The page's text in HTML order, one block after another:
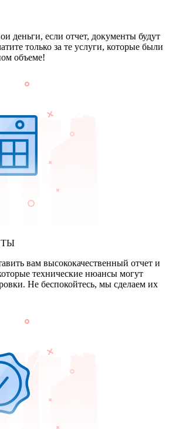
деньги, если отчет, документы будут
только за те услуги, которые были
объеме!
вам высококачественный отчет и
технические нюансы могут
Не беспокойтесь, мы сделаем их